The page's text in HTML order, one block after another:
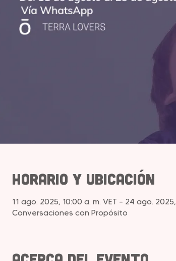
Horario y ubicación
11 ago. 2025, 10:00 a. m. VET – 24 ago. 2025,
Conversaciones con Propósito